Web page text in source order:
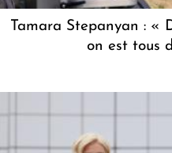
Tamara Stepanyan : «
on est tous